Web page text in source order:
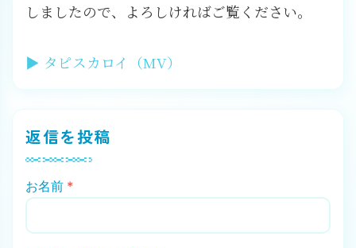
しましたので、よろしければご覧ください。
▶ タピスカロイ（MV）
返信を投稿
お名前 *